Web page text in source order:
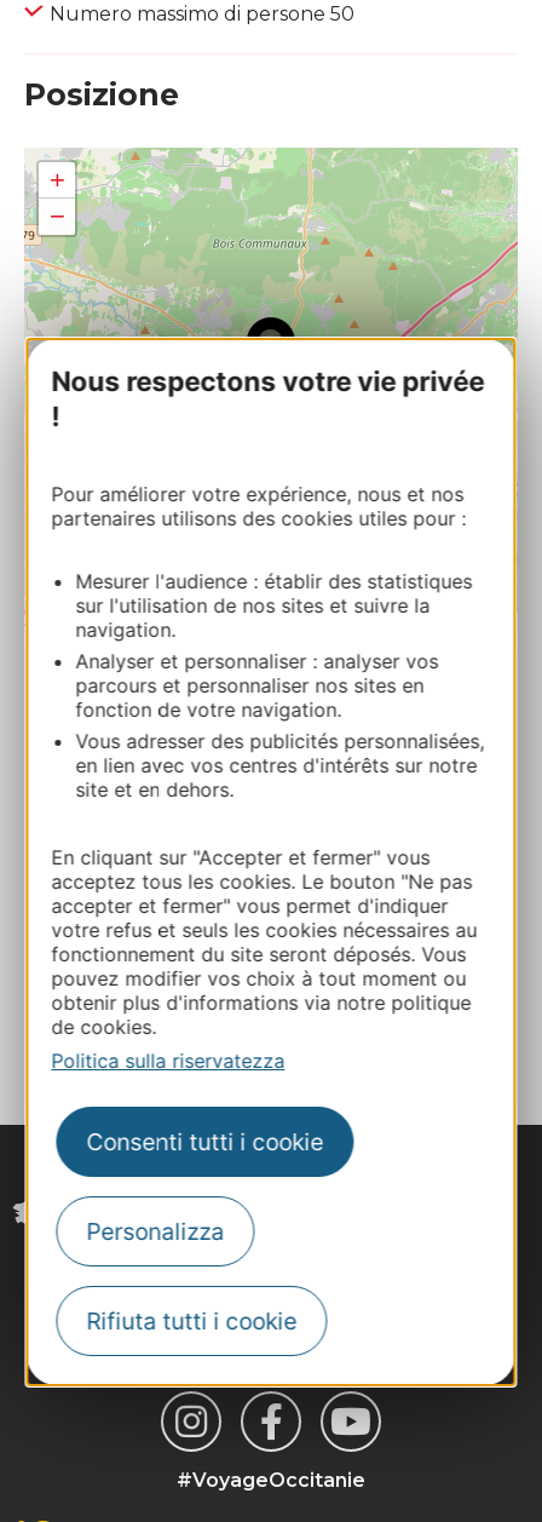
Nous respectons votre vie privée
!
Pour améliorer votre expérience, nous et nos
partenaires utilisons des cookies utiles pour :
Mesurer l'audience : établir des statistiques
sur l'utilisation de nos sites et suivre la
navigation.
Analyser et personnaliser : analyser vos
parcours et personnaliser nos sites en
fonction de votre navigation.
Vous adresser des publicités personnalisées,
en lien avec vos centres d'intérêts sur notre
site et en dehors.
En cliquant sur "Accepter et fermer" vous
acceptez tous les cookies. Le bouton "Ne pas
accepter et fermer" vous permet d'indiquer
votre refus et seuls les cookies nécessaires au
fonctionnement du site seront déposés. Vous
pouvez modifier vos choix à tout moment ou
obtenir plus d'informations via notre politique
de cookies.
Politica sulla riservatezza
Consenti tutti i cookie
Personalizza
Rifiuta tutti i cookie
Numero massimo di persone 50
Posizione
+
−
| Map data ©
Les Escaravats
1 rue des Escaravats 30210 REMOULINS
Calcola il tuo percorso
04 66 37 10 24
Sito web
AGGIUNGI
AL TACCUINO
#VoyageOccitanie